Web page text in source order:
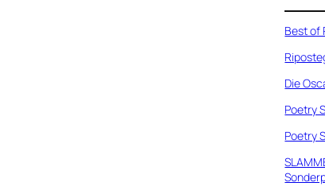
Best of
Die
Poetry
Poetry